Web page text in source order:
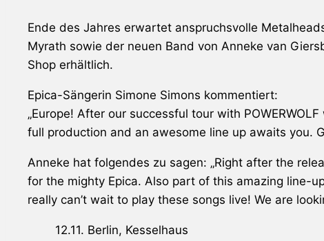
Ende des Jahres erwartet anspruchsvolle
Myrath sowie der neuen Band von Anneke van
Shop erhältlich.
Epica-Sängerin Simone Simons kommentiert:
„Europe! After our successful tour with
full production and an awesome line up awaits you.
Anneke hat folgendes zu sagen: „Right after the
for the mighty Epica. Also part of this amazing line-
really can’t wait to play these songs live! We are
12.11. Berlin, Kesselhaus